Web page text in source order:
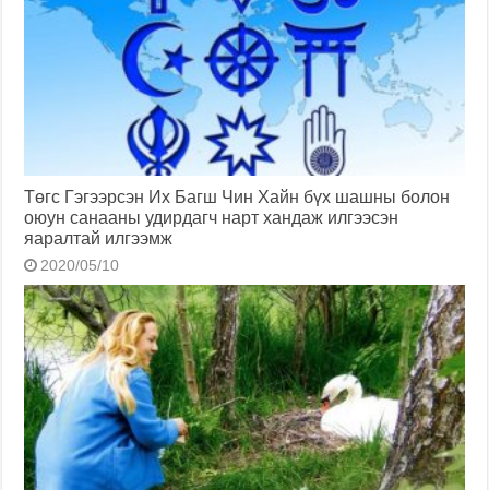
Төгс Гэгээрсэн Их Багш Чин Хайн бүх шашны болон
оюун санааны удирдагч нарт хандаж илгээсэн
яаралтай илгээмж
2020/05/10